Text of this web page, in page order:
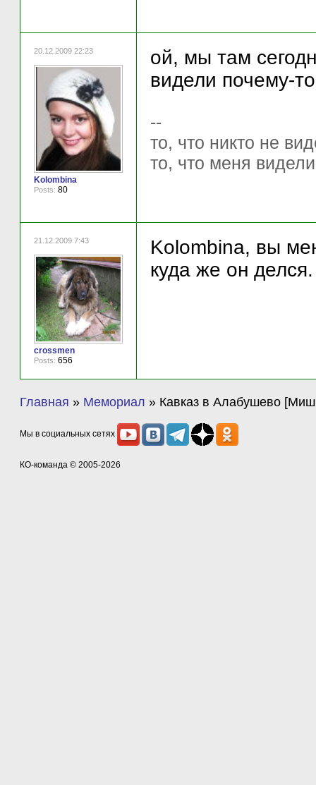
20.12.2009 22:23
Kolombina
Posts: 80
ой, мы там
видели почему-
--
то, что никто не
то, что меня
21.12.2009 7:43
crossmen
Posts: 656
Kolombina, вы
куда же он
Главная » Мемориал » Кавказ в Алабушево
Мы в социальных сетях
КО-команда © 2005-2026